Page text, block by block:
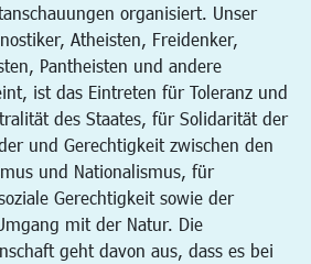
organisiert. Unser
Atheisten, Freidenker,
Pantheisten und andere
ist das Eintreten für Toleranz und
des Staates, für Solidarität der
und Gerechtigkeit zwischen den
und Nationalismus, für
Gerechtigkeit sowie der
mit der Natur. Die
geht davon aus, dass es bei